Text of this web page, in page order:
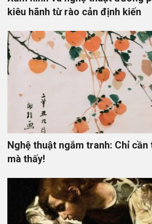
kiêu hãnh từ rào cản định kiến
Nghệ thuật ngắm tranh: Chỉ
mà thấy!